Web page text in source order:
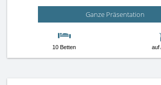
Ganze Präsentation
10 Betten auf